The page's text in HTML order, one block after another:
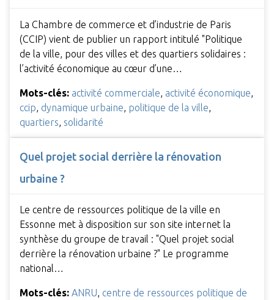
La Chambre de commerce et d’industrie de Paris
(CCIP) vient de publier un rapport intitulé "Politique
de la ville, pour des villes et des quartiers solidaires :
l’activité économique au cœur d’une…
Mots-clés: activité commerciale, activité économique,
ccip, dynamique urbaine, politique de la ville,
quartiers, solidarité
Quel projet social derrière la rénovation
urbaine ?
Le centre de ressources politique de la ville en
Essonne met à disposition sur son site internet la
synthèse du groupe de travail : "Quel projet social
derrière la rénovation urbaine ?" Le programme
national…
Mots-clés: ANRU, centre de ressources politique de